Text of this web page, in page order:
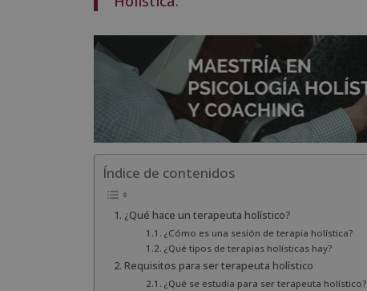
Índice de contenidos
¿Qué hace un terapeuta holístico?
¿Cómo es una sesión de terapia holística?
¿Qué tipos de terapias holísticas hay?
Requisitos para ser terapeuta holístico
¿Qué se estudia para ser terapeuta holístico?